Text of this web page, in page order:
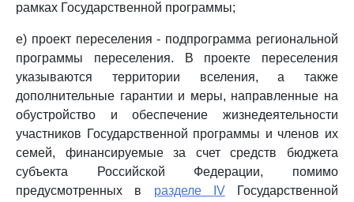
рамках Государственной программы;
е) проект переселения - подпрограмма региональной
программы переселения. В проекте переселения
указываются территории вселения, а также
дополнительные гарантии и меры, направленные на
обустройство и обеспечение жизнедеятельности
участников Государственной программы и членов их
семей, финансируемые за счет средств бюджета
субъекта Российской Федерации, помимо
предусмотренных в разделе IVГосударственной